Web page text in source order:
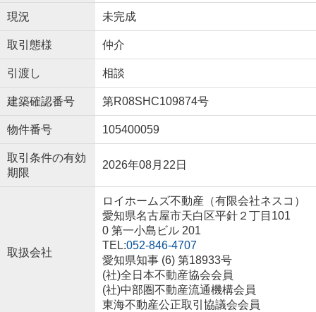
現況 未完成
取引態様 仲介
引渡し 相談
建築確認番号 第R08SHC109874号
物件番号 105400059
取引条件の有効
期限
2026年08月22日
取扱会社
ロイホームズ不動産（有限会社ネスコ）
愛知県名古屋市天白区平針２丁目101
0 第一小島ビル 201
TEL:052-846-4707
愛知県知事 (6) 第18933号
(社)全日本不動産協会会員
(社)中部圏不動産流通機構会員
東海不動産公正取引協議会会員